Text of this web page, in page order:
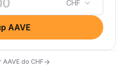
CHF
AAVE
AAVE do CHF→